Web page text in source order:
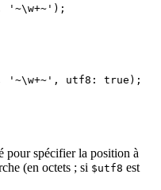
'~\w+~');
'~\w+~', utf8: true);
pour spécifier la position à
(en octets ; si $utf8 est